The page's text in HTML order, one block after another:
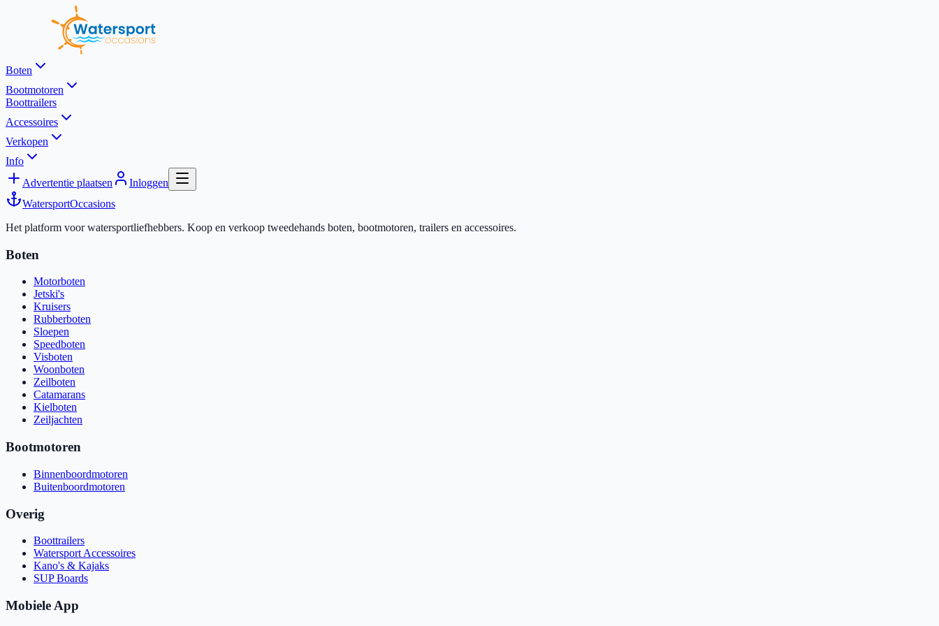
Boten
Bootmotoren
Boottrailers
Accessoires
Verkopen
Info
Advertentie plaatsen
Inloggen
WatersportOccasions
Het platform voor watersportliefhebbers. Koop en verkoop tweedehands boten, bootmotoren, trailers en accessoires.
Boten
Motorboten
Jetski's
Kruisers
Rubberboten
Sloepen
Speedboten
Visboten
Woonboten
Zeilboten
Catamarans
Kielboten
Zeiljachten
Bootmotoren
Binnenboordmotoren
Buitenboordmotoren
Overig
Boottrailers
Watersport Accessoires
Kano's & Kajaks
SUP Boards
Mobiele App